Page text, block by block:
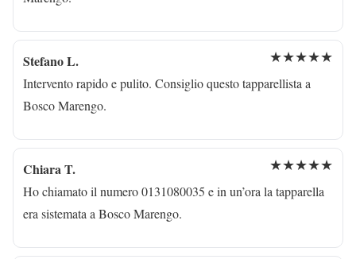
Stefano L. ★★★★★
Intervento rapido e pulito. Consiglio questo tapparellista a
Bosco Marengo.
Chiara T. ★★★★★
Ho chiamato il numero 0131080035 e in un’ora la tapparella
era sistemata a Bosco Marengo.